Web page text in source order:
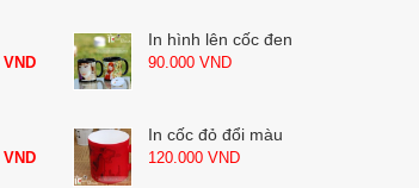
VND
VND
In hình lên cốc đen
90.000 VND
In cốc đỏ đổi màu
120.000 VND